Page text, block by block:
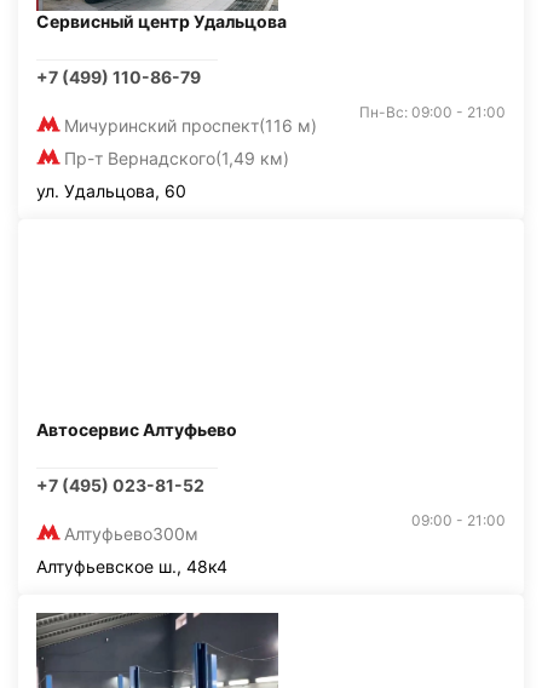
Сервисный центр Удальцова
+7 (499) 110-86-79
Мичуринский проспект(116 м)
Пр-т Вернадского(1,49 км)
Пн-Вс: 09:00 - 21:00
ул. Удальцова, 60
Автосервис Алтуфьево
+7 (495) 023-81-52
Алтуфьево300м
09:00 - 21:00
Алтуфьевское ш., 48к4